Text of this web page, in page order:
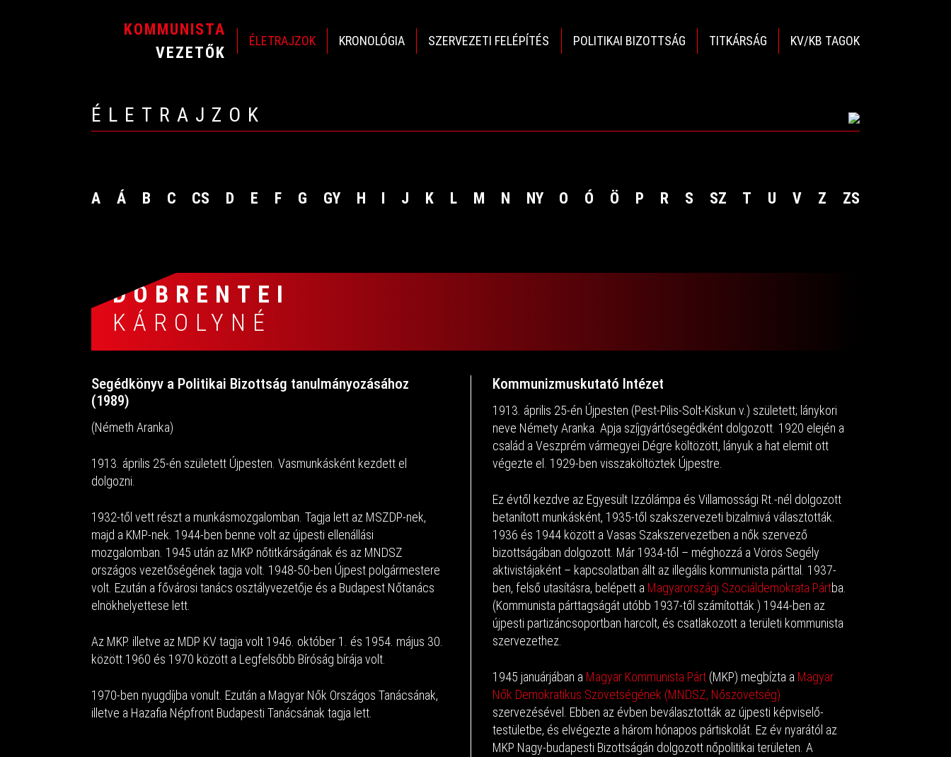
KOMMUNISTA
VEZETŐK
ÉLETRAJZOK KRONOLÓGIA SZERVEZETI FELÉPÍTÉS POLITIKAI BIZOTTSÁG TITKÁRSÁG KV/KB TAGOK
ÉLETRAJZOK
A Á B C CS D E F G GY H I J K L M N NY O Ó Ö P R S SZ T U V Z ZS
DÖBRENTEI
KÁROLYNÉ
Segédkönyv a Politikai Bizottság tanulmányozásához
(1989)
(Németh Aranka)
1913. április 25-én született Újpesten. Vasmunkásként kezdett el
dolgozni.
1932-től vett részt a munkásmozgalomban. Tagja lett az MSZDP-nek,
majd a KMP-nek. 1944-ben benne volt az újpesti ellenállási
mozgalomban. 1945 után az MKP nőtitkárságának és az MNDSZ
országos vezetőségének tagja volt. 1948-50-ben Újpest polgármestere
volt. Ezután a fővárosi tanács osztályvezetője és a Budapest Nőtanács
elnökhelyettese lett.
Az MKP. illetve az MDP KV tagja volt 1946. október 1. és 1954. május 30.
között.1960 és 1970 között a Legfelsőbb Bíróság bírája volt.
1970-ben nyugdíjba vonult. Ezután a Magyar Nők Országos Tanácsának,
illetve a Hazafia Népfront Budapesti Tanácsának tagja lett.
Kommunizmuskutató Intézet
1913. április 25-én Újpesten (Pest-Pilis-Solt-Kiskun v.) született; lánykori
neve Némety Aranka. Apja szíjgyártósegédként dolgozott. 1920 elején a
család a Veszprém vármegyei Dégre költözött, lányuk a hat elemit ott
végezte el. 1929-ben visszaköltöztek Újpestre.
Ez évtől kezdve az Egyesült Izzólámpa és Villamossági Rt.-nél dolgozott
betanított munkásként, 1935-től szakszervezeti bizalmivá választották.
1936 és 1944 között a Vasas Szakszervezetben a nők szervező
bizottságában dolgozott. Már 1934-től – méghozzá a Vörös Segély
aktivistájaként – kapcsolatban állt az illegális kommunista párttal. 1937-
ben, felső utasításra, belépett a Magyarországi Szociáldemokrata Pártba.
(Kommunista párttagságát utóbb 1937-től számították.) 1944-ben az
újpesti partizáncsoportban harcolt, és csatlakozott a területi kommunista
szervezethez.
1945 januárjában a Magyar Kommunista Párt (MKP) megbízta a Magyar
Nők Demokratikus Szövetségének (MNDSZ, Nőszövetség)
szervezésével. Ebben az évben beválasztották az újpesti képviselő-
testületbe, és elvégezte a három hónapos pártiskolát. Ez év nyarától az
MKP Nagy-budapesti Bizottságán dolgozott nőpolitikai területen. A